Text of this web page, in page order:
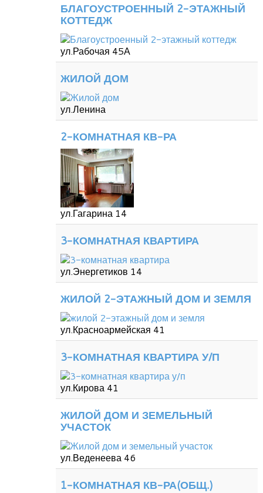
БЛАГОУСТРОЕННЫЙ 2-ЭТАЖНЫЙ
КОТТЕДЖ
ул.Рабочая 45А
ЖИЛОЙ ДОМ
ул.Ленина
2-КОМНАТНАЯ КВ-РА
ул.Гагарина 14
3-КОМНАТНАЯ КВАРТИРА
ул.Энергетиков 14
ЖИЛОЙ 2-ЭТАЖНЫЙ ДОМ И ЗЕМЛЯ
ул.Красноармейская 41
3-КОМНАТНАЯ КВАРТИРА У/П
ул.Кирова 41
ЖИЛОЙ ДОМ И ЗЕМЕЛЬНЫЙ
УЧАСТОК
ул.Веденеева 46
1-КОМНАТНАЯ КВ-РА(ОБЩ.)